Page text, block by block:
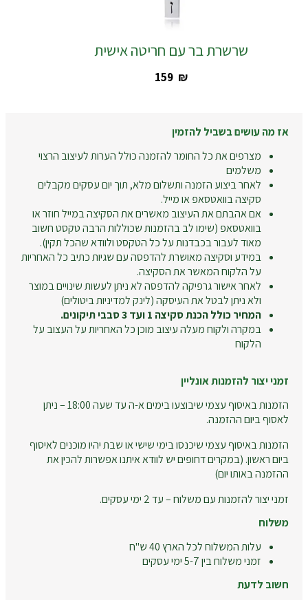
שרשרת בר עם חריטה אישית
‎159 ₪
אז מה עושים בשביל להזמין
מצרפים את כל החומר להזמנה כולל הערות לעיצוב הרצוי
משלמים
לאחר ביצוע הזמנה ותשלום מלא, תוך יום עסקים מקבלים
סקיצה בוואטסאפ או מייל.
אם אהבתם את העיצוב מאשרים את הסקיצה במייל חוזר או
בוואטסאפ (שימו לב בהזמנות שכוללות הרבה טקסט חשוב
מאוד לעבור בכבדנות על כל הטקסט ולוודא שהכל תקין).
במידע וסקיצה מאושרת להדפסה עם שגיות כתיב כל האחריות
על הלקוח המאשר את הסקיצה.
לאחר אישור גרפיקה להדפסה לא ניתן לעשות שינויים במוצר
ולא ניתן לבטל את העיסקה (לינק למדיניות ביטולים)
המחיר כולל הכנת סקיצה 1 ועד 3 סבבי תיקונים.
במקרה ולקוח מעלה עיצוב מוכן כל האחריות על העצוב על
הלקוח
זמני יצור להזמנות אונליין
הזמנות באיסוף עצמי שיבוצעו בימים א-ה עד שעה 18:00 – ניתן
לאסוף ביום ההזמנה.
הזמנות באיסוף עצמי שיכנסו בימי שישי או שבת יהיו מוכנים לאיסוף
ביום ראשון. (במקרים דחופים יש לוודא איתנו אפשרות להכין את
ההזמנה באותו יום)
זמני יצור להזמנות עם משלוח – עד 2 ימי עסקים.
משלוח
עלות המשלוח לכל הארץ 40 ש"ח
זמני משלוח בין 5-7 ימי עסקים
חשוב לדעת